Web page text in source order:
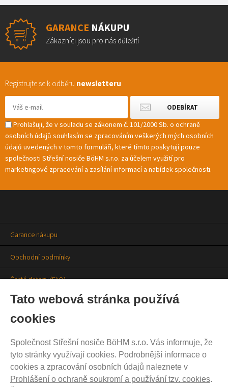
Tato webová stránka používá
cookies
Společnost Střešní nosiče BöHM s.r.o. Vás informuje, že
tyto stránky využívají cookies. Podrobnější informace o
cookies a zpracování osobních údajů naleznete v
Prohlášení o ochraně soukromí a používání tzv. cookies.
GARANCE NÁKUPU
Zákazníci jsou pro nás důležití
Registrujte se k odběru newsletteru
Prohlašuji, že v souladu se zákonem č. 101/2000 Sb. o ochraně
osobních údajů souhlasím se zpracováním veškerých mých osobních
údajů uvedených v tomto formuláři, které tímto poskytuji pouze
společnosti Střešní nosiče BöHM s.r.o. za účelem využití pro
marketingové zpracování a zasílání informací a nabídek společnosti.
Garance nákupu
Obchodní podmínky
Časté dotazy (FAQ)
Prodejny
Aktuality
Kontakty
Ochrana soukromí